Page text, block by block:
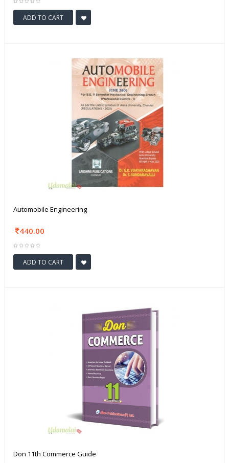
ADD TO CART
Automobile Engineering
440.00
ADD TO CART
Don 11th Commerce Guide